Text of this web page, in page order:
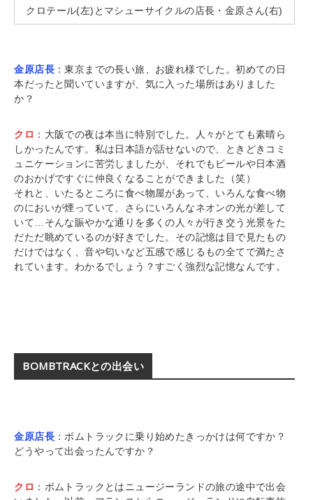
クロテール(左)とマシューサイクルの店長・金原さん(右)
金原店長 ：東京までの長い旅、お疲れ様でした。初めての日
本だったと聞いていますが、気に入った場所はありました
か？
クロ ：大阪での夜は本当に特別でした。人々がとても素晴ら
しかったんです。私は日本語が話せないので、ときどきコミ
ュニケーションに苦労しましたが、それでもビールや日本酒
のおかげですぐに仲良くなることができました（笑）
それと、いたるところに食べ物屋があって、いろんな食べ物
のにおいが煙っていて、さらにいろんなネオンの光が差して
いて…そんな賑やかな通りを多くの人々が行き交う光景をた
だただ眺めているのが好きでした。その記憶は目で見たもの
だけではなく、音や匂いなど五感で感じるもの全てで満たさ
れています。わかるでしょう？すごく強烈な記憶なんです。
BOMBTRACKとの出会い
金原店長 ：ボムトラックに乗り始めたきっかけは何ですか？
どうやって出会ったんですか？
クロ ：ボムトラックとはニュージーランドの旅の途中で出会